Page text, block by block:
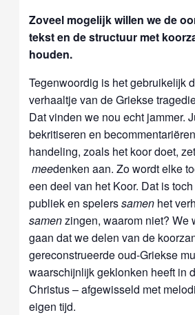
Zoveel mogelijk willen we de
tekst en de structuur met
houden.
Tegenwoordig is het gebruikelijk
verhaaltje van de Griekse
Dat vinden we nou echt jammer.
bekritiseren en
handeling, zoals het koor doet,
meedenken aan. Zo wordt elke
een deel van het Koor. Dat is
publiek en spelerssamen het
samenzingen, waarom niet? We
gaan dat we delen van de
gereconstrueerde oud-Griekse
waarschijnlijk geklonken heeft in
Christus – afgewisseld met
eigen tijd.